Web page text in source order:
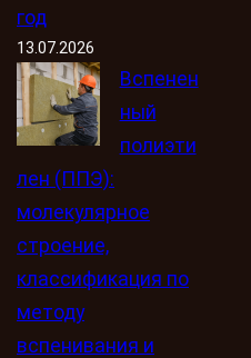
год
13.07.2026
Вспенен
ный
полиэти
лен (ППЭ):
молекулярное
строение,
классификация по
методу
вспенивания и